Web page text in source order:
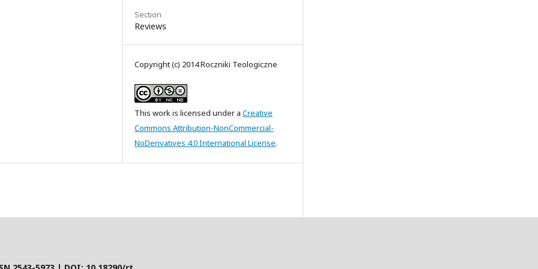
Section
Reviews
Copyright (c) 2014 Roczniki Teologiczne
This work is licensed under a Creative
Commons Attribution-NonCommercial-
NoDerivatives 4.0 International License.